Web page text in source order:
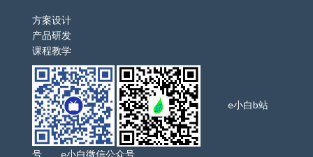
方案设计
产品研发
课程教学
e小白b站
号 e小白微信公众号